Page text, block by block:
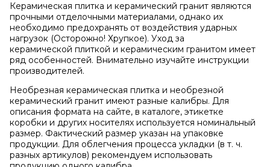
Керамическая плитка и керамический гранит являются
прочными отделочными материалами, однако их
необходимо предохранять от воздействия ударных
нагрузок (Осторожно! Хрупкое). Уход за
керамической плиткой и керамическим гранитом имеет
ряд особенностей. Внимательно изучайте инструкции
производителей.
Необрезная керамическая плитка и необрезной
керамический гранит имеют разные калибры. Для
описания формата на сайте, в каталоге, этикетке
коробки и других носителях используется номинальный
размер. Фактический размер указан на упаковке
продукции. Для облегчения процесса укладки (в т. ч.
разных артикулов) рекомендуем использовать